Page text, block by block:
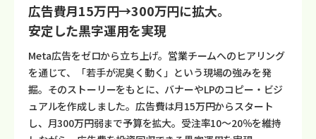
広告費月15万円→300万円に拡大。
安定した黒字運用を実現
Meta広告をゼロから立ち上げ。営業チームへのヒアリング
を通じて、「若手が泥臭く動く」という現場の強みを発
掘。そのストーリーをもとに、バナーやLPのコピー・ビジ
ュアルを作成しました。広告費は月15万円からスタート
し、月300万円弱まで予算を拡大。受注率10〜20％を維持